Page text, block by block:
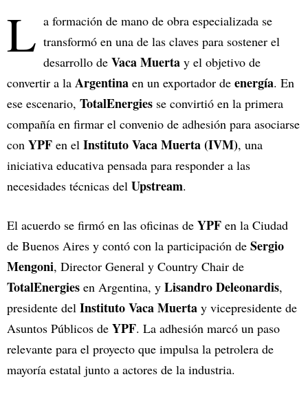
L a formación de mano de obra especializada se
transformó en una de las claves para sostener el
desarrollo de Vaca Muerta y el objetivo de
convertir a la Argentina en un exportador de energía. En
ese escenario, TotalEnergies se convirtió en la primera
compañía en firmar el convenio de adhesión para asociarse
con YPF en el Instituto Vaca Muerta (IVM), una
iniciativa educativa pensada para responder a las
necesidades técnicas del Upstream.
El acuerdo se firmó en las oficinas de YPF en la Ciudad
de Buenos Aires y contó con la participación de Sergio
Mengoni, Director General y Country Chair de
TotalEnergies en Argentina, y Lisandro Deleonardis,
presidente del Instituto Vaca Muerta y vicepresidente de
Asuntos Públicos de YPF. La adhesión marcó un paso
relevante para el proyecto que impulsa la petrolera de
mayoría estatal junto a actores de la industria.